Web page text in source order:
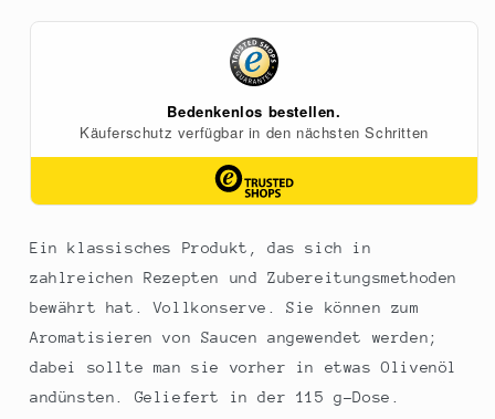
105
scheiben,
Plantin,
105
Ein klassisches Produkt, das sich in
zahlreichen Rezepten und Zubereitungsmethoden
bewährt hat. Vollkonserve. Sie können zum
Aromatisieren von Saucen angewendet werden;
dabei sollte man sie vorher in etwas Olivenöl
andünsten. Geliefert in der 115 g-Dose.